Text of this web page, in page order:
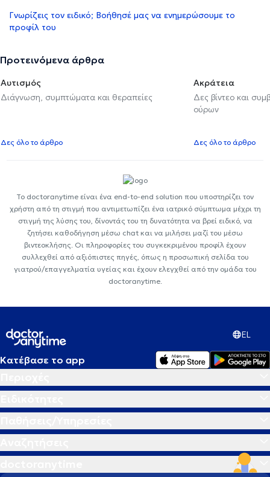
Γνωρίζεις τον ειδικό; Βοήθησέ μας να ενημερώσουμε το
προφίλ του
Προτεινόμενα άρθρα
Αυτισμός
Διάγνωση, συμπτώματα και θεραπείες
Δες όλο το άρθρο
Ακράτεια
Δες βίντεο και
ούρων
Δες όλο το άρθρο
Το doctoranytime είναι ένα end-to-end solution που υποστηρίζει τον
χρήστη από τη στιγμή που αντιμετωπίζει ένα ιατρικό σύμπτωμα μέχρι τη
στιγμή της λύσης του, δίνοντάς του τη δυνατότητα να βρεί ειδικό, να
ζητήσει καθοδήγηση μέσω chat και να μιλήσει μαζί του μέσω
βιντεοκλήσης. Οι πληροφορίες του συγκεκριμένου προφίλ έχουν
συλλεχθεί από αξιόπιστες πηγές, όπως η προσωπική σελίδα του
γιατρού/επαγγελματία υγείας και έχουν ελεγχθεί από την ομάδα του
doctoranytime.
EL
Κατέβασε το app